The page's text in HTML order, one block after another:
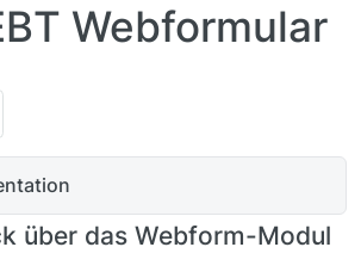
Webformular
über das Webform-Modul